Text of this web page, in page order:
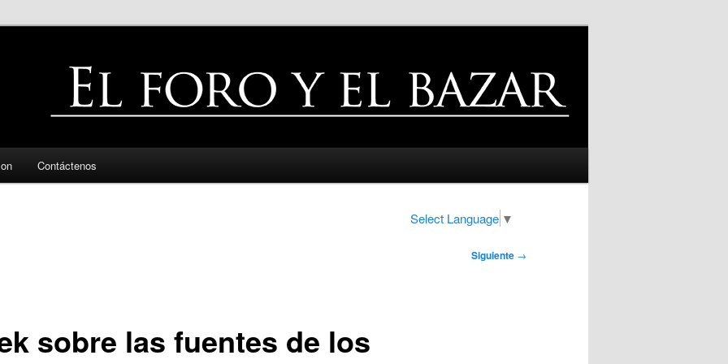
Contáctenos
Select Language ▼
Siguiente →
sobre las fuentes de los